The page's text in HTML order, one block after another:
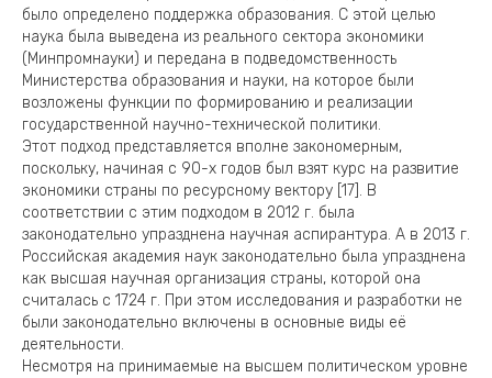
было определено поддержка образования. С этой целью
наука была выведена из реального сектора экономики
(Минпромнауки) и передана в подведомственность
Министерства образования и науки, на которое были
возложены функции по формированию и реализации
государственной научно-технической политики.
Этот подход представляется вполне закономерным,
поскольку, начиная с 90-х годов был взят курс на развитие
экономики страны по ресурсному вектору [17]. В
соответствии с этим подходом в 2012 г. была
законодательно упразднена научная аспирантура. А в 2013 г.
Российская академия наук законодательно была упразднена
как высшая научная организация страны, которой она
считалась с 1724 г. При этом исследования и разработки не
были законодательно включены в основные виды её
деятельности.
Несмотря на принимаемые на высшем политическом уровне